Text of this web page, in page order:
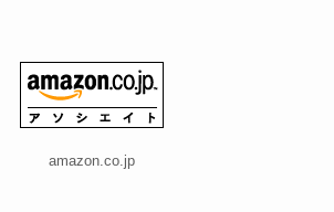
amazon.co.jp